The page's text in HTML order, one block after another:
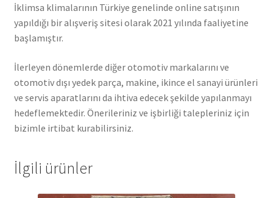
İklimsa klimalarının Türkiye genelinde online satışının
yapıldığı bir alışveriş sitesi olarak 2021 yılında faaliyetine
başlamıştır.
İlerleyen dönemlerde diğer otomotiv markalarını ve
otomotiv dışı yedek parça, makine, ikince el sanayi ürünleri
ve servis aparatlarını da ihtiva edecek şekilde yapılanmayı
hedeflemektedir. Önerileriniz ve işbirliği talepleriniz için
bizimle irtibat kurabilirsiniz.
İlgili ürünler